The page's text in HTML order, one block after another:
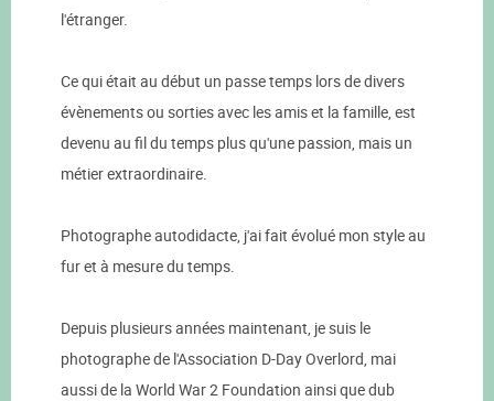
l'étranger.
Ce qui était au début un passe temps lors de divers
évènements ou sorties avec les amis et la famille, est
devenu au fil du temps plus qu'une passion, mais un
métier extraordinaire.
Photographe autodidacte, j'ai fait évolué mon style au
fur et à mesure du temps.
Depuis plusieurs années maintenant, je suis le
photographe de l'Association D-Day Overlord, mai
aussi de la World War 2 Foundation ainsi que dub